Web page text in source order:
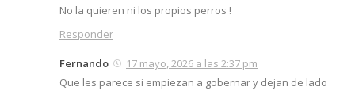
No la quieren ni los propios perros !
Responder
Fernando
17 mayo, 2026 a las 2:37 pm
Que les parece si empiezan a gobernar y dejan de lado